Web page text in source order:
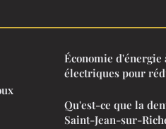
Économie d'énergie
électriques pour
Qu'est-ce que la
Saint-Jean-sur-